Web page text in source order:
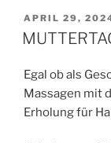
AM
APRIL 29,
Egal ob als
Massagen mit
Erholung für